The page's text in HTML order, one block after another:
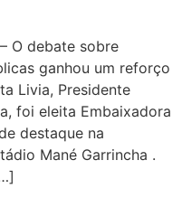
O debate sobre
ganhou um reforço
Livia, Presidente
foi eleita Embaixadora
destaque na
Mané Garrincha .